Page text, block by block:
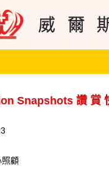
Snapshots 讚 賞
顧